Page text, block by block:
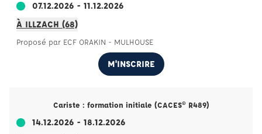
07.12.2026 - 11.12.2026
À ILLZACH (68)
Proposé par ECF ORAKIN - MULHOUSE
M'INSCRIRE
Cariste : formation initiale (CACES® R489)
14.12.2026 - 18.12.2026